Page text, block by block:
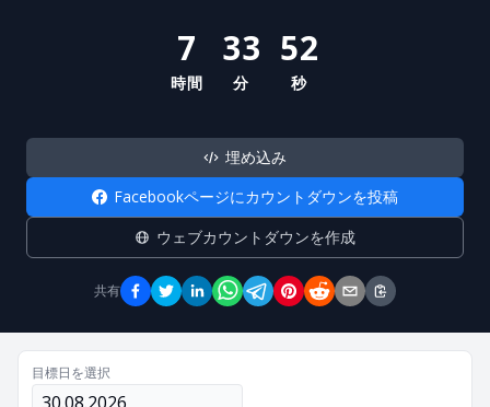
7
時間
33
分
52
秒
埋め込み
Facebookページにカウントダウンを投稿
ウェブカウントダウンを作成
共有
目標日を選択